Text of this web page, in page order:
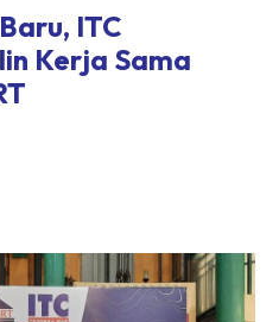
ITC
Kerja Sama